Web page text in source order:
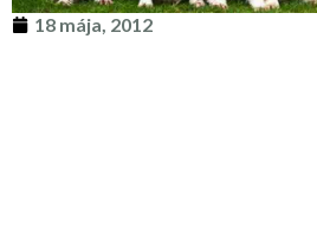
18 mája, 2012